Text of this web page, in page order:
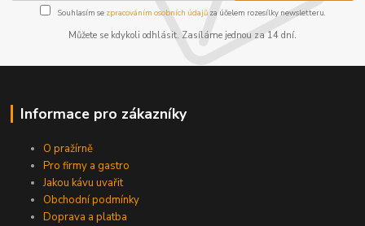
Souhlasím se zpracováním osobních údajůza účelem rozesílky newsletteru.
Můžete se kdykoli odhlásit. Zasíláme jednou za 14 dní.
Informace pro zákazníky
O pražírně
Pro firmy a gastro
Jakou kávu uvařit
Obchodní podmínky
Doprava a platba